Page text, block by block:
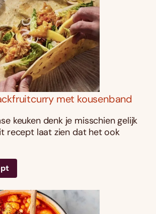
met kousenband
keuken denk je misschien gelijk
recept laat zien dat het ook